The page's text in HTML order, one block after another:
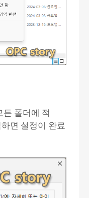
든 폴더에 적
면 설정이 완료